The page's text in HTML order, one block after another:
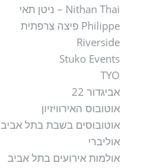
Nithan Thai – ניטן תאי
Philippe פיצה צרפתית
Riverside
Stuko Events
TYO
אביגדור 22
אוטובוס האירוויזיון
אוטובוסים בשבת בתל אביב
אוליברי
אולמות אירועים בתל אביב